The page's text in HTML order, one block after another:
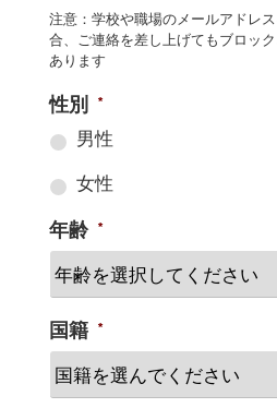
注意：学校や職場のメールアドレ
合、ご連絡を差し上げてもブロッ
あります
性別 *
男性
女性
年齢 *
国籍 *